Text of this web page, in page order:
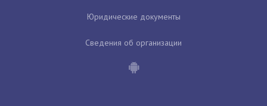
Юридические документы
Сведения об организации